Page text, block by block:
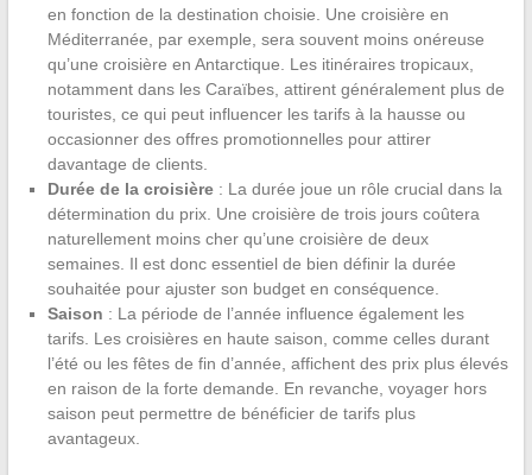
en fonction de la destination choisie. Une croisière en
Méditerranée, par exemple, sera souvent moins onéreuse
qu’une croisière en Antarctique. Les itinéraires tropicaux,
notamment dans les Caraïbes, attirent généralement plus de
touristes, ce qui peut influencer les tarifs à la hausse ou
occasionner des offres promotionnelles pour attirer
davantage de clients.
Durée de la croisière: La durée joue un rôle crucial dans la
détermination du prix. Une croisière de trois jours coûtera
naturellement moins cher qu’une croisière de deux
semaines. Il est donc essentiel de bien définir la durée
souhaitée pour ajuster son budget en conséquence.
Saison : La période de l’année influence également les
tarifs. Les croisières en haute saison, comme celles durant
l’été ou les fêtes de fin d’année, affichent des prix plus élevés
en raison de la forte demande. En revanche, voyager hors
saison peut permettre de bénéficier de tarifs plus
avantageux.